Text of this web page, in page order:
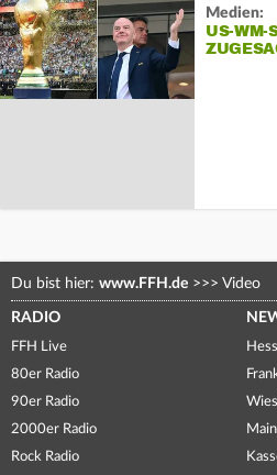
Medien:
US-WM-
Du bist hier: www.FFH.de >>> Video
RADIO
FFH Live
80er Radio
90er Radio
2000er Radio
Rock Radio